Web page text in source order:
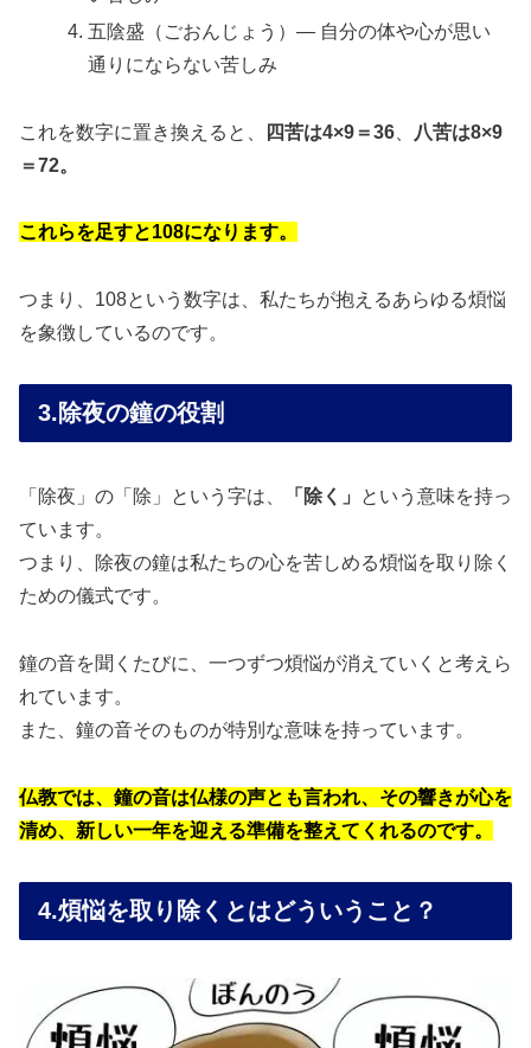
五陰盛（ごおんじょう）— 自分の体や心が思い
通りにならない苦しみ
これを数字に置き換えると、 四苦は4×9＝36
八苦は8×9
＝72。
これらを足すと108になります。
つまり、108という数字は、私たちが抱えるあらゆる煩悩
を象徴しているのです。
3.除夜の鐘の役割
「除夜」の「除」という字は、 「除く」
という意味を持っ
ています。
つまり、除夜の鐘は私たちの心を苦しめる煩悩を取り除く
ための儀式です。
鐘の音を聞くたびに、一つずつ煩悩が消えていくと考えら
れています。
また、鐘の音そのものが特別な意味を持っています。
仏教では、鐘の音は仏様の声とも言われ、その響きが心を
清め、新しい一年を迎える準備を整えてくれるのです。
4.煩悩を取り除くとはどういうこと？